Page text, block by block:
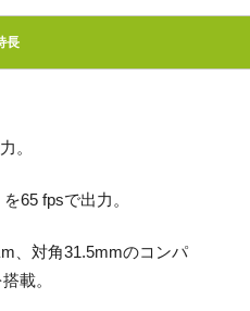
長
。
65 fpsで出力。
、対角31.5mmのコンパ
載。